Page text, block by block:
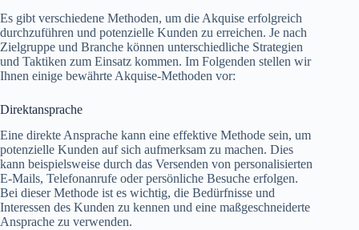
Es gibt verschiedene Methoden, um die Akquise erfolgreich
durchzuführen und potenzielle Kunden zu erreichen. Je nach
Zielgruppe und Branche können unterschiedliche Strategien
und Taktiken zum Einsatz kommen. Im Folgenden stellen wir
Ihnen einige bewährte Akquise-Methoden vor:
Direktansprache
Eine direkte Ansprache kann eine effektive Methode sein, um
potenzielle Kunden auf sich aufmerksam zu machen. Dies
kann beispielsweise durch das Versenden von personalisierten
E-Mails, Telefonanrufe oder persönliche Besuche erfolgen.
Bei dieser Methode ist es wichtig, die Bedürfnisse und
Interessen des Kunden zu kennen und eine maßgeschneiderte
Ansprache zu verwenden.